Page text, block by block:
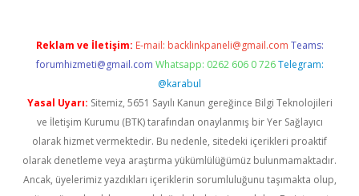
Reklam ve İletişim: E-mail: backlinkpaneli@gmail.com Teams:
forumhizmeti@gmail.com Whatsapp: 0262 606 0 726 Telegram:
@karabul
Yasal Uyarı: Sitemiz, 5651 Sayılı Kanun gereğince Bilgi Teknolojileri
ve İletişim Kurumu (BTK) tarafından onaylanmış bir Yer Sağlayıcı
olarak hizmet vermektedir. Bu nedenle, sitedeki içerikleri proaktif
olarak denetleme veya araştırma yükümlülüğümüz bulunmamaktadır.
Ancak, üyelerimiz yazdıkları içeriklerin sorumluluğunu taşımakta olup,